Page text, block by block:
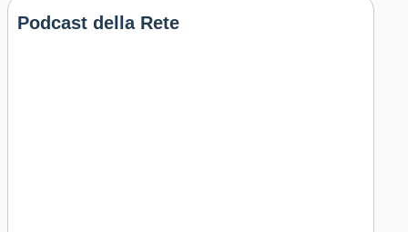
Podcast della Rete